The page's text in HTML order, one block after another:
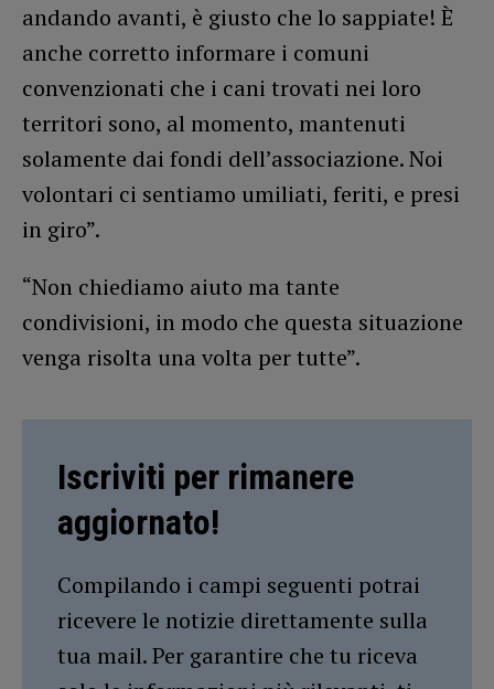
andando avanti, è giusto che lo sappiate! È
anche corretto informare i comuni
convenzionati che i cani trovati nei loro
territori sono, al momento, mantenuti
solamente dai fondi dell’associazione. Noi
volontari ci sentiamo umiliati, feriti, e presi
in giro”.
“Non chiediamo aiuto ma tante
condivisioni, in modo che questa situazione
venga risolta una volta per tutte”.
Iscriviti per rimanere
aggiornato!
Compilando i campi seguenti potrai
ricevere le notizie direttamente sulla
tua mail. Per garantire che tu riceva